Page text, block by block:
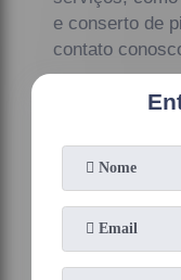
e conserto de
contato